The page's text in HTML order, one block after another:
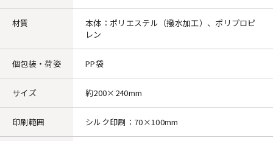
材質
本体：ポリエステル（撥水加工）、ポリプロピ
レン
個包装・荷姿 PP袋
サイズ 約200×240mm
印刷範囲 シルク印刷：70×100mm